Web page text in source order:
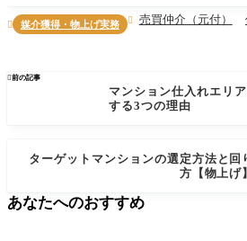
 媒介獲得・物上げ実務  売買仲介（元付）
前の記事
マンション仕入れエリ
する3つの理由
ターゲットマンションの選定方法と回
方【物上げ】
あなたへのおすすめ